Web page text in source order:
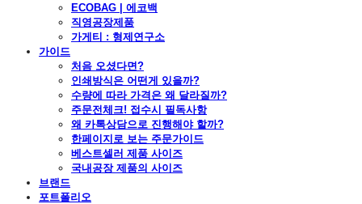
ECOBAG | 에코백
직영공장제품
가게티 : 형제연구소
가이드
처음 오셨다면?
인쇄방식은 어떤게 있을까?
수량에 따라 가격은 왜 달라질까?
주문전체크! 접수시 필독사항
왜 카톡상담으로 진행해야 할까?
한페이지로 보는 주문가이드
베스트셀러 제품 사이즈
국내공장 제품의 사이즈
브랜드
포트폴리오